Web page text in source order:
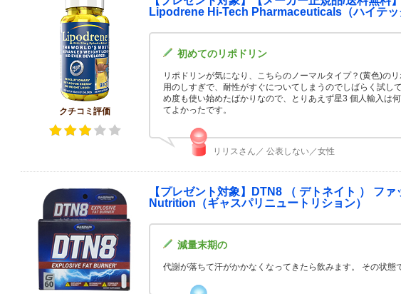
クチコミ評価
Lipodrene Hi-Tech Pharmaceuticals（ハイテッ
初めてのリポドリン
リポドリンが気になり、こちらのノーマルタイプ？(黄色)の
用のしすぎで、耐性がすぐについてしまうのでしばらく試
め度も使い始めたばかりなので、とりあえず星3 個人輸入は
てよかったです。
リリスさん／ 公表しない／女性
【プレゼント対象】DTN8 （ デトネイト ） フ
Nutrition（ギャスパリニュートリション）
減量末期の
代謝が落ちて汗がかかなくなってきたら飲みます。 その状態